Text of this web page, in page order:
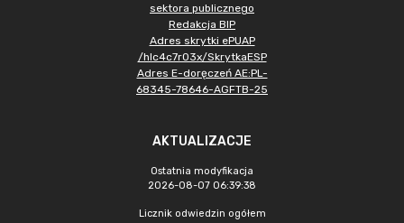
sektora publicznego
Redakcja BIP
Adres skrytki ePUAP
/hlc4c7r03x/SkrytkaESP
Adres E-doręczeń AE:PL-
68345-78646-AGFTB-25
AKTUALIZACJE
Ostatnia modyfikacja
2026-08-07 06:39:38
Licznik odwiedzin ogółem